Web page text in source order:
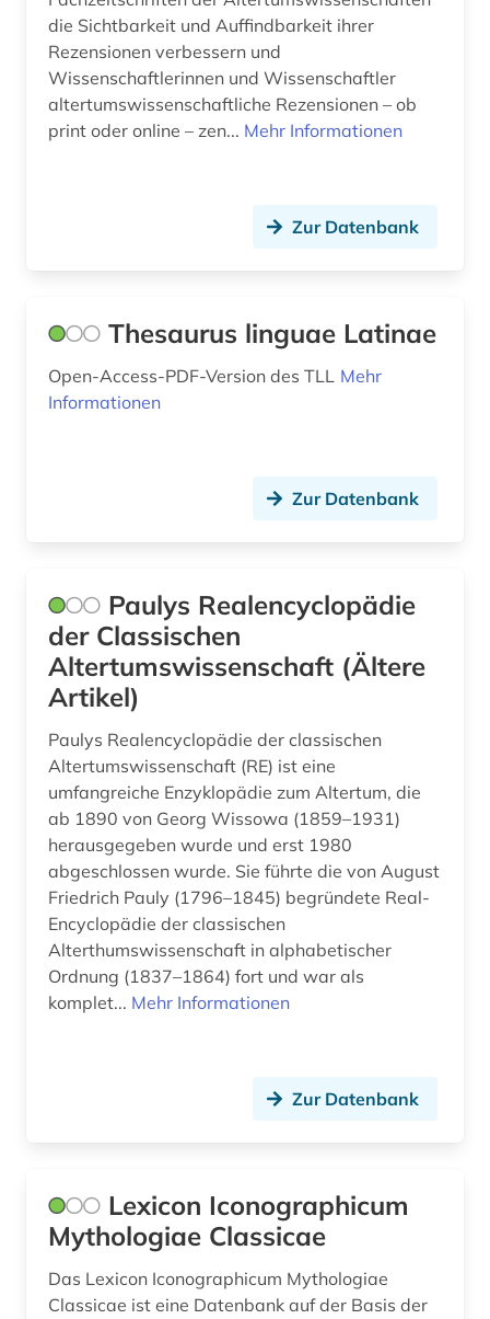
die Sichtbarkeit und Auffindbarkeit ihrer
Rezensionen verbessern und
Wissenschaftlerinnen und Wissenschaftler
altertumswissenschaftliche Rezensionen – ob
print oder online – zen... Mehr Informationen
Zur Datenbank
Thesaurus linguae Latinae
Open-Access-PDF-Version des TLL Mehr
Informationen
Zur Datenbank
Paulys Realencyclopädie
der Classischen
Altertumswissenschaft (Ältere
Artikel)
Paulys Realencyclopädie der classischen
Altertumswissenschaft (RE) ist eine
umfangreiche Enzyklopädie zum Altertum, die
ab 1890 von Georg Wissowa (1859–1931)
herausgegeben wurde und erst 1980
abgeschlossen wurde. Sie führte die von August
Friedrich Pauly (1796–1845) begründete Real-
Encyclopädie der classischen
Alterthumswissenschaft in alphabetischer
Ordnung (1837–1864) fort und war als
komplet... Mehr Informationen
Zur Datenbank
Lexicon Iconographicum
Mythologiae Classicae
Das Lexicon Iconographicum Mythologiae
Classicae ist eine Datenbank auf der Basis der